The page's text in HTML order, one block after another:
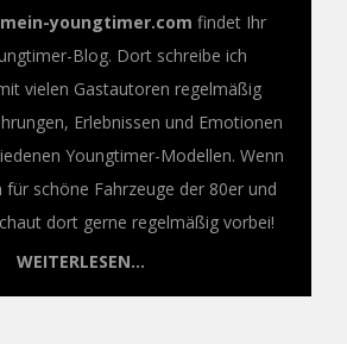
mein-youngtimer.com findet Ihr
Blog. Dort schreibe ich
vielen Gastautoren regelmäßig
Erlebnissen und Emotionen
Youngtimer-Modellen. Wenn
für schöne Fahrzeuge der 80er und
dort gerne regelmäßig vorbei!
WEITERLESEN...